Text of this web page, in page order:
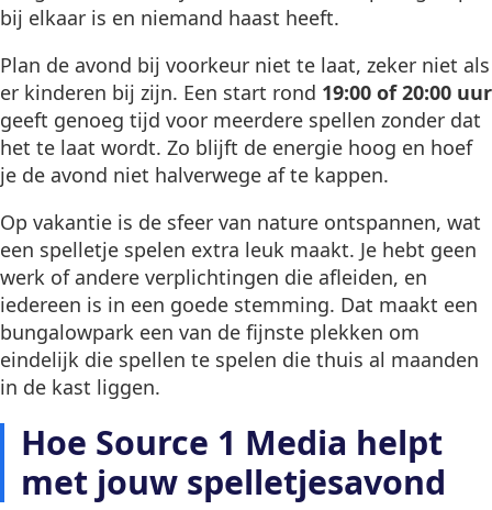
bij elkaar is en niemand haast heeft.
Plan de avond bij voorkeur niet te laat, zeker niet als
er kinderen bij zijn. Een start rond 19:00 of 20:00 uur
geeft genoeg tijd voor meerdere spellen zonder dat
het te laat wordt. Zo blijft de energie hoog en hoef
je de avond niet halverwege af te kappen.
Op vakantie is de sfeer van nature ontspannen, wat
een spelletje spelen extra leuk maakt. Je hebt geen
werk of andere verplichtingen die afleiden, en
iedereen is in een goede stemming. Dat maakt een
bungalowpark een van de fijnste plekken om
eindelijk die spellen te spelen die thuis al maanden
in de kast liggen.
Hoe Source 1 Media helpt
met jouw spelletjesavond